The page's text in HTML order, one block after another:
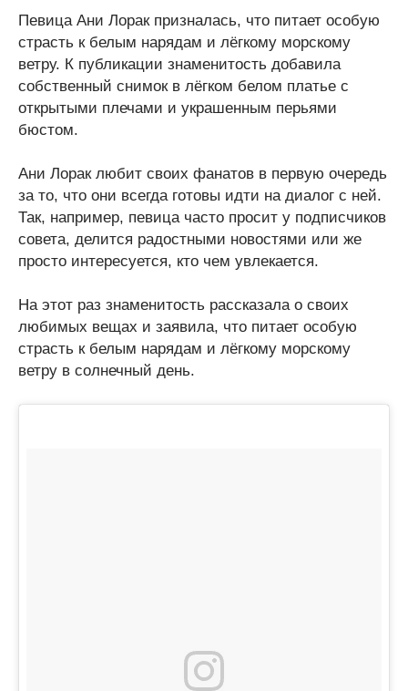
Певица Ани Лорак призналась, что питает особую
страсть к белым нарядам и лёгкому морскому
ветру. К публикации знаменитость добавила
собственный снимок в лёгком белом платье с
открытыми плечами и украшенным перьями
бюстом.
Ани Лорак любит своих фанатов в первую очередь
за то, что они всегда готовы идти на диалог с ней.
Так, например, певица часто просит у подписчиков
совета, делится радостными новостями или же
просто интересуется, кто чем увлекается.
На этот раз знаменитость рассказала о своих
любимых вещах и заявила, что питает особую
страсть к белым нарядам и лёгкому морскому
ветру в солнечный день.